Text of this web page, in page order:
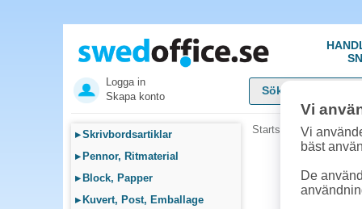
Logga in
Skapa konto
▸Skrivbordsartiklar
▸ Pennor, Ritmaterial
▸ Block, Papper
▸ Kuvert, Post, Emballage
Startsida »
Vi
Vi
bäst
De